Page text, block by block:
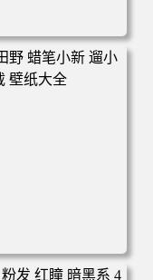
电脑桌面 高清壁
小新 遛小白 麦田